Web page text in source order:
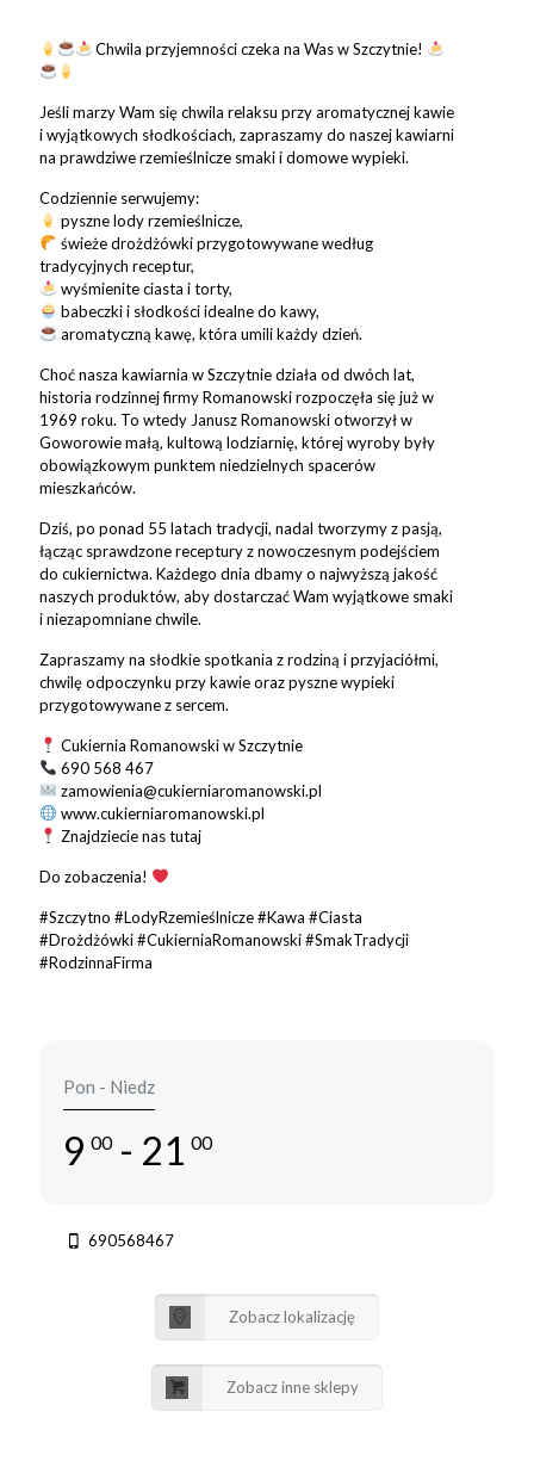
Chwila przyjemności czeka na Was w Szczytnie!
Jeśli marzy Wam się chwila relaksu przy aromatycznej kawie
i wyjątkowych słodkościach, zapraszamy do naszej kawiarni
na prawdziwe rzemieślnicze smaki i domowe wypieki.
Codziennie serwujemy:
pyszne lody rzemieślnicze,
świeże drożdżówki przygotowywane według
tradycyjnych receptur,
wyśmienite ciasta i torty,
babeczki i słodkości idealne do kawy,
aromatyczną kawę, która umili każdy dzień.
Choć nasza kawiarnia w Szczytnie działa od dwóch lat,
historia rodzinnej firmy Romanowski rozpoczęła się już w
1969 roku. To wtedy Janusz Romanowski otworzył w
Goworowie małą, kultową lodziarnię, której wyroby były
obowiązkowym punktem niedzielnych spacerów
mieszkańców.
Dziś, po ponad 55 latach tradycji, nadal tworzymy z pasją,
łącząc sprawdzone receptury z nowoczesnym podejściem
do cukiernictwa. Każdego dnia dbamy o najwyższą jakość
naszych produktów, aby dostarczać Wam wyjątkowe smaki
i niezapomniane chwile.
Zapraszamy na słodkie spotkania z rodziną i przyjaciółmi,
chwilę odpoczynku przy kawie oraz pyszne wypieki
przygotowywane z sercem.
Cukiernia Romanowski w Szczytnie
690 568 467
zamowienia@cukierniaromanowski.pl
www.cukierniaromanowski.pl
Znajdziecie nas tutaj
Do zobaczenia!
#Szczytno #LodyRzemieślnicze #Kawa #Ciasta
#Drożdżówki #CukierniaRomanowski #SmakTradycji
#RodzinnaFirma
Pon - Niedz
9 00- 21 00
690568467
Zobacz lokalizację
Zobacz inne sklepy